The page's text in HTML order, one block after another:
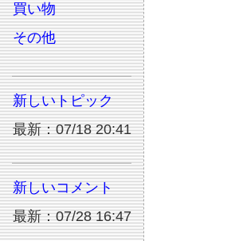
買い物
その他
新しいトピック
最新：07/18 20:41
新しいコメント
最新：07/28 16:47